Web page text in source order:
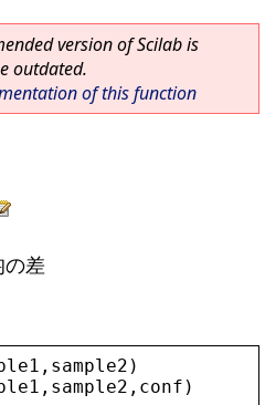
version of Scilab is
outdated.
of this function
差
, sample2 )
, sample2 , conf )